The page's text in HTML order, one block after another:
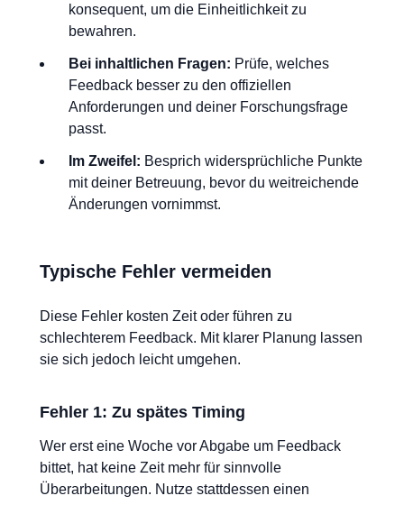
konsequent, um die Einheitlichkeit zu
bewahren.
Bei inhaltlichen Fragen: Prüfe, welches
Feedback besser zu den offiziellen
Anforderungen und deiner Forschungsfrage
passt.
Im Zweifel: Besprich widersprüchliche Punkte
mit deiner Betreuung, bevor du weitreichende
Änderungen vornimmst.
Typische Fehler vermeiden
Diese Fehler kosten Zeit oder führen zu
schlechterem Feedback. Mit klarer Planung lassen
sie sich jedoch leicht umgehen.
Fehler 1: Zu spätes Timing
Wer erst eine Woche vor Abgabe um Feedback
bittet, hat keine Zeit mehr für sinnvolle
Überarbeitungen. Nutze stattdessen einen